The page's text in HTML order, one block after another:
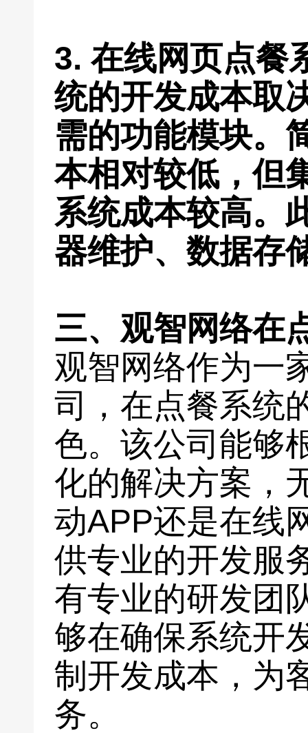
3. 在线网页点餐
统的开发成本取
需的功能模块。
本相对较低，但
系统成本较高。
器维护、数据存
三、观智网络在
观智网络作为一
司，在点餐系统
色。该公司能够
化的解决方案，
动APP还是在线
供专业的开发服
有专业的研发团
够在确保系统开
制开发成本，为
务。